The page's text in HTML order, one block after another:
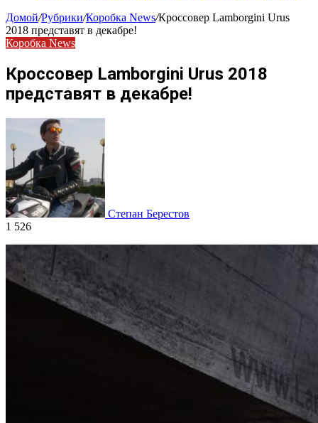
Домой/Рубрики/Коробка News/Кроссовер Lamborgini Urus
2018 представят в декабре!
Коробка News
Кроссовер Lamborgini Urus 2018
представят в декабре!
Степан Берестов
1 526